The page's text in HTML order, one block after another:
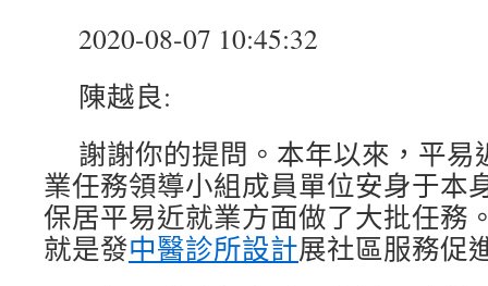
2020-08-07 10:45:32
陳越良:
謝謝你的提問。本年以來，平
業任務領導小組成員單位安身于本
保居平易近就業方面做了大批任務
就是發中醫診所設計展社區服務促